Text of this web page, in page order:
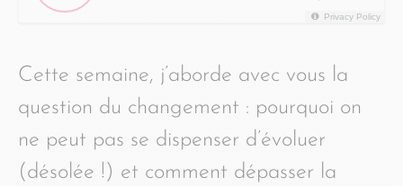
Privacy Policy
Cette semaine, j’aborde avec vous la
question du changement : pourquoi on
ne peut pas se dispenser d’évoluer
(désolée !) et comment dépasser la